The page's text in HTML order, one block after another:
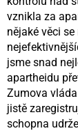
vznikla za
nějaké věci
jsme snad
apartheidu
Zumova
jistě
schopna